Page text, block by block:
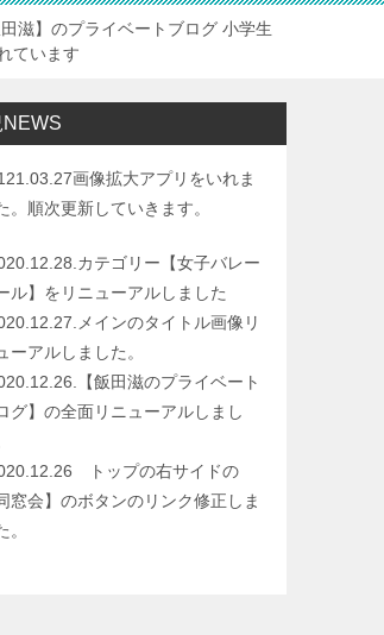
滋】のプライベートブログ 小学生
ています
画像拡大アプリをいれま
。順次更新していきます。
カテゴリー【女子バレー
ル】をリニューアルしました
メインのタイトル画像リ
ーアルしました。
【飯田滋のプライベート
グ】の全面リニューアルしまし
トップの右サイドの
窓会】のボタンのリンク修正しま
。